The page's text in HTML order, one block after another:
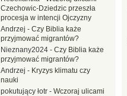
Czechowic-Dziedzic przeszła
procesja w intencji Ojczyzny
Andrzej - Czy Biblia każe
przyjmować migrantów?
Nieznany2024 - Czy Biblia każe
przyjmować migrantów?
Andrzej - Kryzys klimatu czy
nauki
pokutujący łotr - Wczoraj ulicami